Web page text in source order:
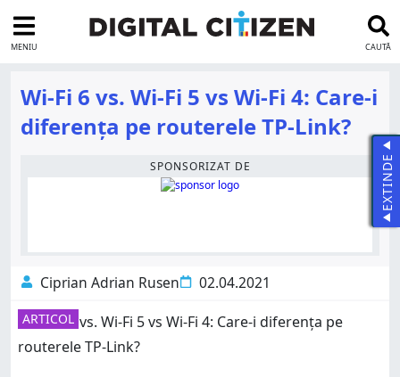
MENIU CAUTĂ
Wi-Fi 6 vs. Wi-Fi 5 vs Wi-Fi 4: Care-i
diferența pe routerele TP-Link?
SPONSORIZAT DE
Ciprian Adrian Rusen 02.04.2021
ARTICOL
EXTINDE